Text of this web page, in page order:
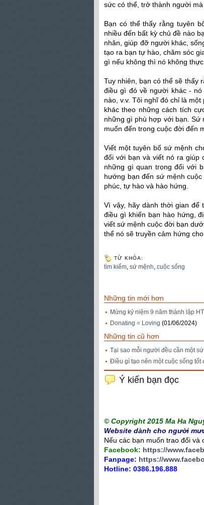
sức có thể, trở thành người
Bạn có thể thấy rằng tuyên
nhiều đến bất kỳ chủ đề nào
nhân, giúp đỡ người khác,
tạo ra bạn tự hào, chăm sóc
gì nếu không thì nó không
Tuy nhiên, bạn có thể sẽ thấy
điều gì đó về người khác -
nào, v.v. Tôi nghĩ đó chỉ là
khác theo những cách tích
những gì phù hợp với bạn. Sứ
muốn đến trong cuộc đời đến
Viết một tuyên bố sứ mệnh
đối với bạn và viết nó ra giúp
những gì quan trọng đối với
hướng bạn đến sứ mệnh
phúc, tự hào và hào hứng.
Vì vậy, hãy dành thời gian để
điều gì khiến bạn hào hứng,
viết sứ mệnh cuộc đời bạn
thể nó sẽ truyền cảm hứng
TỪ KHÓA:
tìm kiếm, sứ mệnh, cuộc sống
Những tin mới hơn
Mừng kỷ niệm 9 năm thành lập
Donating = Loving (01/06/2024)
Những tin cũ hơn
Tại sao mỗi người đều cần một
Điều gì tạo nên một cuộc sống tốt
Ý kiến bạn đọc
© Copyright 2015 Ma Ha
Website dành cho người
Nếu các bạn muốn trao đổi và
Facebook: https://
Fanpage: https://
Hotline: 0386.196.888